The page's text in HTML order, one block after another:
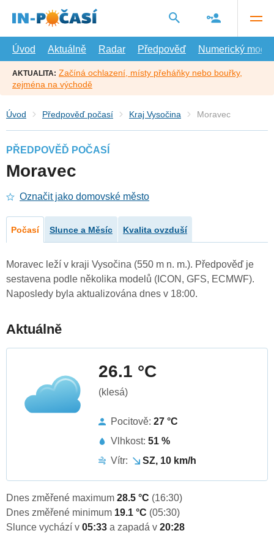
hlavní
Úvod
Aktuálně Radar Předpověď Numerický model
AKTUALITA: Začíná ochlazení, místy přeháňky nebo bouřky,
zejména na východě
Úvod Předpověď počasí Kraj Vysočina Moravec
PŘEDPOVĚĎ POČASÍ
Moravec
Označit jako domovské město
Počasí Slunce a Měsíc Kvalita ovzduší
Moravec leží v kraji Vysočina (550 m n. m.). Předpověď je
sestavena podle několika modelů (ICON, GFS, ECMWF).
Naposledy byla aktualizována dnes v 18:00.
Aktuálně
26.1 °C
(klesá)
Pocitově: 27 °C
Vlhkost: 51 %
Vítr:
SZ, 10 km/h
Dnes změřené maximum 28.5 °C (16:30)
Dnes změřené minimum 19.1 °C (05:30)
Slunce vychází v 05:33 a zapadá v 20:28